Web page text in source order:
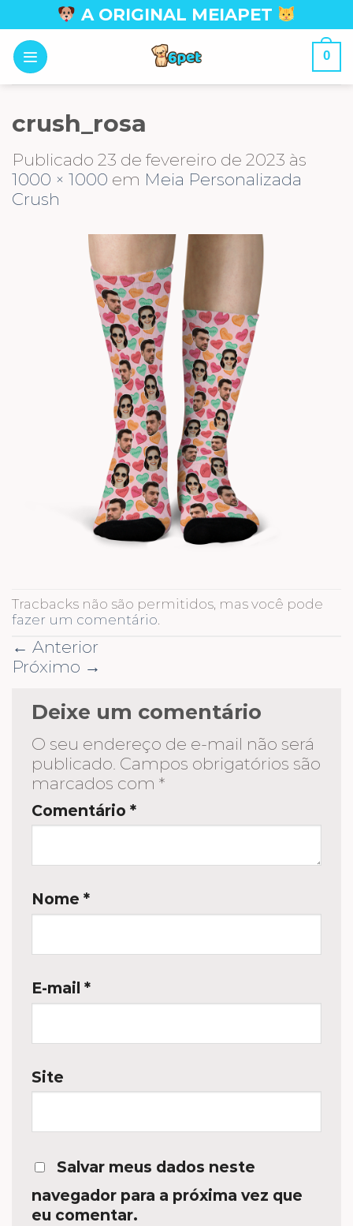
to
content
A ORIGINAL MEIAPET
0
crush_rosa
Publicado 23 de fevereiro de 2023 às
1000 × 1000 em Meia Personalizada
Crush
Tracbacks não são permitidos, mas você pode
fazer um comentário.
← Anterior
Próximo →
Deixe um comentário
O seu endereço de e-mail não será
publicado. Campos obrigatórios são
marcados com *
Comentário *
Nome *
E-mail *
Site
Salvar meus dados neste
navegador para a próxima vez que
eu comentar.